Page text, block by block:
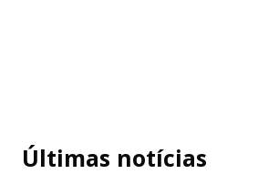
Últimas notícias